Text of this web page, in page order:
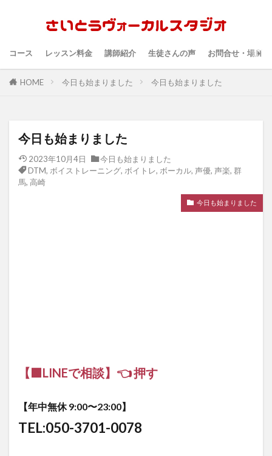
コース レッスン料金 講師紹介 生徒さんの声 お問合せ・場所
HOME 今日も始まりました 今日も始まりました
今日も始まりました
2023年10月4日
今日も始まりました
DTM, ボイストレーニング, ボイトレ, ボーカル, 声優, 声楽, 群
馬, 高崎
今日も始まりました
【🟩LINEで相談】👈 押す
【年中無休 9:00〜23:00】
TEL:050-3701-0078